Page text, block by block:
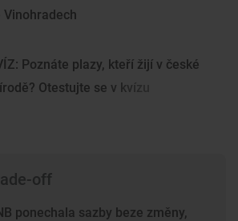
Vinohradech
Poznáte plazy, kteří žijí v české
Otestujte se v kvízu
off
ponechala sazby beze změny,